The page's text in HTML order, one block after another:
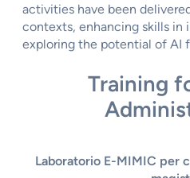
activities have been
contexts, enhancing skills in
exploring the potential of AI
Training
Laboratorio E-MIMIC per